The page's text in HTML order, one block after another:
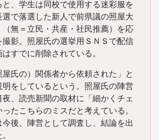
と、学生は同校で使用する迷彩服を
で落選した新人で前県議の照屋大
（無＝立民・共産・社民推薦）を応
撮影。照屋氏の選挙用ＳＮＳで配信
すでに削除されている。
氏の）関係者から依頼された」と
明をしているという。照屋氏の陣営
、読売新聞の取材に「細かくチェ
たこちらのミスだと考えている。
後、陣営として調査し、結論を出